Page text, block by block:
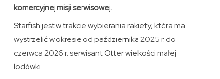
komercyjnej misji serwisowej.
Starfish jest w trakcie wybierania rakiety, która ma
wystrzelić w okresie od października 2025 r. do
czerwca 2026 r. serwisant Otter wielkości małej
lodówki.